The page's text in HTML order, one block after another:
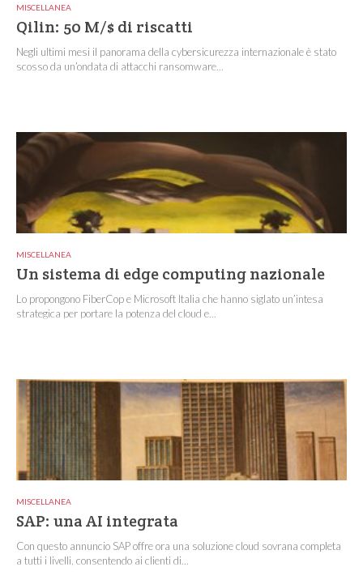
MISCELLANEA
Qilin: 50 M/$ di riscatti
Negli ultimi mesi il panorama della cybersicurezza internazionale è stato
scosso da un’ondata di attacchi ransomware...
MISCELLANEA
Un sistema di edge computing nazionale
Lo propongono FiberCop e Microsoft Italia che hanno siglato un’intesa
strategica per portare la potenza del cloud e...
MISCELLANEA
SAP: una AI integrata
Con questo annuncio SAP offre ora una soluzione cloud sovrana completa
a tutti i livelli, consentendo ai clienti di...